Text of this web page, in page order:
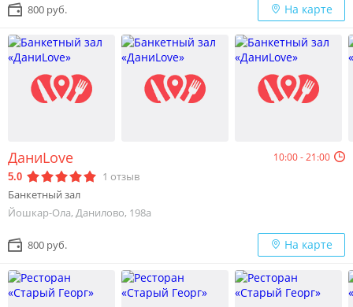
800 руб. На карте
ДаниLove 10:00 - 21:00
5.0 1 отзыв
Банкетный зал
Йошкар-Ола, Данилово, 198а
800 руб. На карте